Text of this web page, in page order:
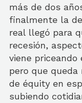
más de dos
finalmente la
real llegó para
recesión,
viene
pero que
de équity en
subiendo